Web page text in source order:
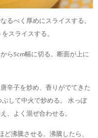
るべく厚めにスライスする。
スライスする。
ら5cm幅に切る。断面が上に
辛子を炒め、香りがでてきた
して中火で炒める。 水っぽ
、よく混ぜ合わせる。
沸騰させる。沸騰したら、